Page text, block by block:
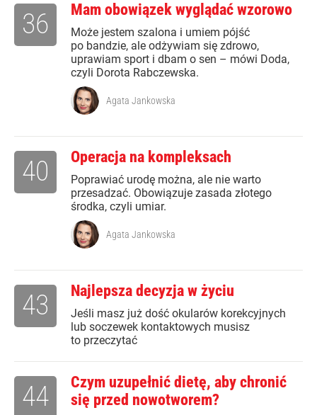
Mam obowiązek wyglądać wzorowo
Może jestem szalona i umiem pójść
po bandzie, ale odżywiam się zdrowo,
uprawiam sport i dbam o sen – mówi Doda,
czyli Dorota Rabczewska.
36
Agata Jankowska
Operacja na kompleksach
Poprawiać urodę można, ale nie warto
przesadzać. Obowiązuje zasada złotego
środka, czyli umiar.
40
Agata Jankowska
Najlepsza decyzja w życiu
Jeśli masz już dość okularów korekcyjnych
lub soczewek kontaktowych musisz
to przeczytać
43
Czym uzupełnić dietę, aby chronić
się przed nowotworem?
44